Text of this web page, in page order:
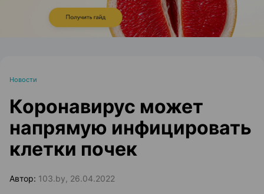
Новости
Коронавирус может
напрямую инфицировать
клетки почек
Автор: 103.by, 26.04.2022